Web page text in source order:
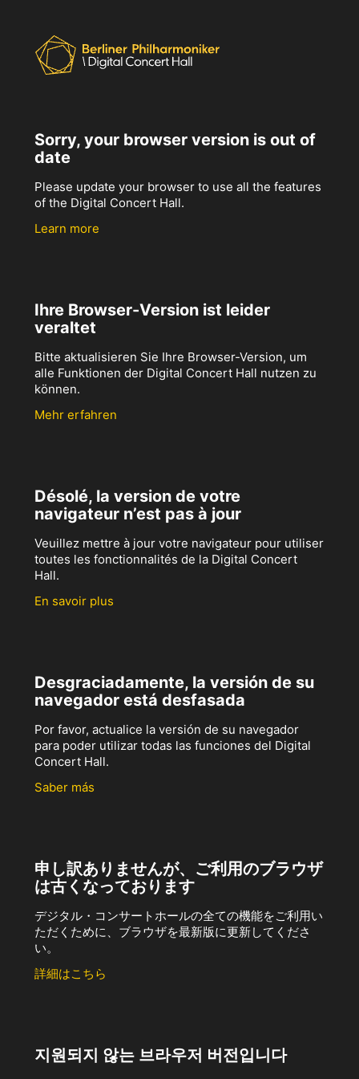
Sorry, your browser version is out of
date
Please update your browser to use all the features
of the Digital Concert Hall.
Learn more
Ihre Browser-Version ist leider
veraltet
Bitte aktualisieren Sie Ihre Browser-Version, um
alle Funktionen der Digital Concert Hall nutzen zu
können.
Mehr erfahren
Désolé, la version de votre
navigateur n’est pas à jour
Veuillez mettre à jour votre navigateur pour utiliser
toutes les fonctionnalités de la Digital Concert
Hall.
En savoir plus
Desgraciadamente, la versión de su
navegador está desfasada
Por favor, actualice la versión de su navegador
para poder utilizar todas las funciones del Digital
Concert Hall.
Saber más
申し訳ありませんが、ご利用のブラウザ
は古くなっております
デジタル・コンサートホールの全ての機能をご利用い
ただくために、ブラウザを最新版に更新してくださ
い。
詳細はこちら
지원되지 않는 브라우저 버전입니다